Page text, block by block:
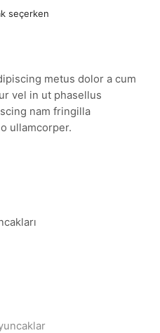
metus dolor a cum
vel in ut phasellus
nam fringilla
ullamcorper.